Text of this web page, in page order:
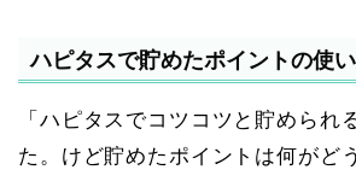
ハピタスで貯めたポイントの使
「ハピタスでコツコツと貯められ
た。けど貯めたポイントは何がど